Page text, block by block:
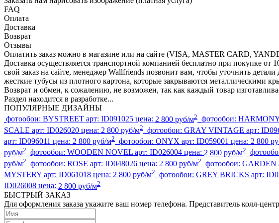
FAQ
Оплата
Доставка
Возврат
Отзывы
Оплатить заказ можно в магазине или на сайте (VISA, MASTER CARD,
Доставка осуществляется транспортной компанией бесплатно при покупке
свой заказ на сайте, менеджер Wallfriends позвонит вам, чтобы уточнить
жесткие тубусы из плотного картона, которые закрываются металлическими
Возврат и обмен, к сожалению, не возможен, так как каждый товар
Раздел находится в разработке...
ПОПУЛЯРНЫЕ ДИЗАЙНЫ
фотообои: BYSTREET арт: ID091025 цена: 2 800 руб/м2 фотообои:
SCALE арт: ID026020 цена: 2 800 руб/м2 фотообои: GRAY VINTAGE арт:
арт: ID096011 цена: 2 800 руб/м2 фотообои: ONYX арт: ID059001 цена: 2 800
руб/м2 фотообои: WOODEN NOVEL арт: ID026004 цена: 2 800 руб/м2
руб/м2 фотообои: ROSE арт: ID048026 цена: 2 800 руб/м2 фотообои: GARDEN
MYSTERY арт: ID061018 цена: 2 800 руб/м2 фотообои: GREY BRICKS арт:
ID026008 цена: 2 800 руб/м2
БЫСТРЫЙ ЗАКАЗ
Для оформления заказа укажите ваш номер телефона. Представитель колл-